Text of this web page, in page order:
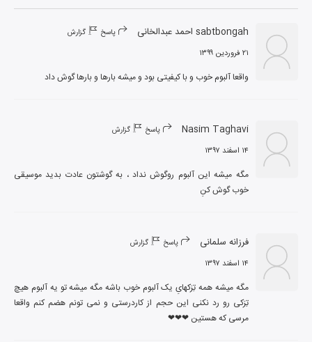
sabtbongah احمد عبدالخانی پاسخ گزارش
۲۱ فروردین ۱۳۹۹
واقعا آلبوم خوب و با کیفیتی بود و میشه بارها و بارها گوش داد
Nasim Taghavi پاسخ گزارش
۱۴ اسفند ۱۳۹۷
خوب گوش کنِ
فرزانه سلمانی پاسخ گزارش
۱۴ اسفند ۱۳۹۷
تِرَکی رو رد نکنی این حجم از کاردرستی و نمی تونم هضم کنم واقعا
مرسی که هستین ❤❤❤